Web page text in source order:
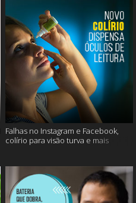
Falhas no Instagram e Facebook,
colírio para visão turva e mais